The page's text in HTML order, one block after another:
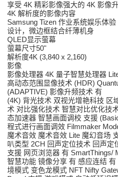
享受 4K 精彩影像强大的 4K 影像
4K 解析度的影像内容
Samsung Tizen 作业系统娱乐体
设计，微边框结合纤薄机身
QLED显示萤幕
萤幕尺寸50"
解析度4K (3,840 x 2,160)
影像
影像处理器 4K 量子智慧处理器
高动态范围显像技术 (HDR)
(ADAPTIVE) 影像升频技术 有
(4K) 背光技术 双视光增艳科技 区
术 对比强化技术 智慧对比优化技
态加速器 智慧画面调校 支援
程式进行画面调效 Filmmaker
魔术音效 魔术音效 Lite 魔幻音场
叭类型 2CH 回声定位技术 回声定
支援 网页浏览器 有 SmartThings/
智慧功能 镜像分享 有 感应连结
境模式 变色龙模式 NFT Nifty